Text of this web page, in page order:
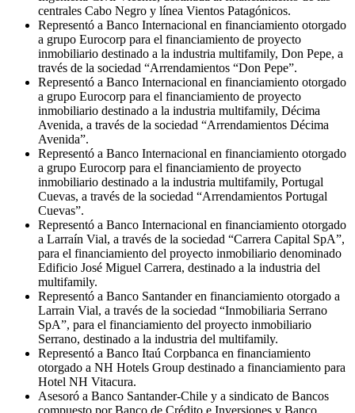
centrales Cabo Negro y línea Vientos Patagónicos.
Representó a Banco Internacional en financiamiento otorgado
a grupo Eurocorp para el financiamiento de proyecto
inmobiliario destinado a la industria multifamily, Don Pepe, a
través de la sociedad “Arrendamientos “Don Pepe”.
Representó a Banco Internacional en financiamiento otorgado
a grupo Eurocorp para el financiamiento de proyecto
inmobiliario destinado a la industria multifamily, Décima
Avenida, a través de la sociedad “Arrendamientos Décima
Avenida”.
Representó a Banco Internacional en financiamiento otorgado
a grupo Eurocorp para el financiamiento de proyecto
inmobiliario destinado a la industria multifamily, Portugal
Cuevas, a través de la sociedad “Arrendamientos Portugal
Cuevas”.
Representó a Banco Internacional en financiamiento otorgado
a Larraín Vial, a través de la sociedad “Carrera Capital SpA”,
para el financiamiento del proyecto inmobiliario denominado
Edificio José Miguel Carrera, destinado a la industria del
multifamily.
Representó a Banco Santander en financiamiento otorgado a
Larrain Vial, a través de la sociedad “Inmobiliaria Serrano
SpA”, para el financiamiento del proyecto inmobiliario
Serrano, destinado a la industria del multifamily.
Representó a Banco Itaú Corpbanca en financiamiento
otorgado a NH Hotels Group destinado a financiamiento para
Hotel NH Vitacura.
Asesoró a Banco Santander-Chile y a sindicato de Bancos
compuesto por Banco de Crédito e Inversiones y Banco